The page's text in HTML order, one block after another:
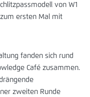
von W1
ersten Mal mit
fanden sich rund
Café zusammen.
zweiten Runde